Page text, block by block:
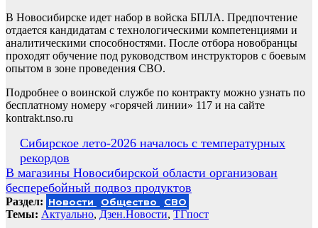
В Новосибирске идет набор в войска БПЛА. Предпочтение
отдается кандидатам с технологическими компетенциями и
аналитическими способностями. После отбора новобранцы
проходят обучение под руководством инструкторов с боевым
опытом в зоне проведения СВО.
Подробнее о воинской службе по контракту можно узнать по
бесплатному номеру «горячей линии» 117 и на сайте
kontrakt.nso.ru
Навигация
по
записям
Сибирское лето-2026 началось с температурных
рекордов
В магазины Новосибирской области организован
бесперебойный подвоз продуктов
Раздел: Новости Общество СВО
Темы: Актуально, Дзен.Новости, ТГпост